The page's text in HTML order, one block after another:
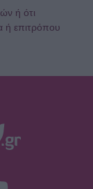
ή ότι
ή επιτρόπου